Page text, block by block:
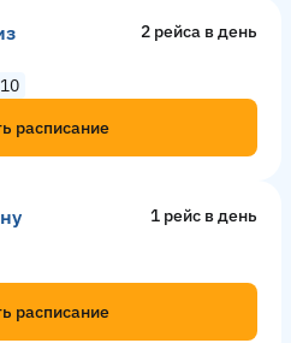
2 рейсa в день
расписание
1 рейс в день
расписание